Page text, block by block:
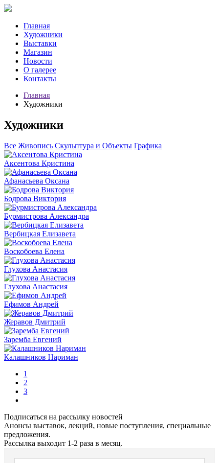
Главная
Художники
Выставки
Магазин
Новости
О галерее
Контакты
Главная
Художники
Художники
Все Живопись Скульптура и Объекты Графика
Аксентова Кристина
Афанасьева Оксана
Бодрова Виктория
Бурмистрова Александра
Вербицкая Елизавета
Воскобоева Елена
Глухова Анастасия
Глухова Анастасия
Ефимов Андрей
Жеравов Дмитрий
Заремба Евгений
Калашников Нариман
1
2
3
Подписаться на рассылку новостей
Анонсы выставок, лекций, новые поступления, специальные
предложения.
Рассылка выходит 1-2 раза в месяц.